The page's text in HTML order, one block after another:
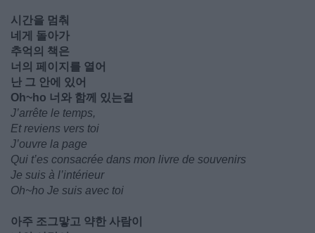
시간을 멈춰
네게 돌아가
추억의 책은
너의 페이지를 열어
난 그 안에 있어
Oh~ho 너와 함께 있는걸
J’arrête le temps,
Et reviens vers toi
J’ouvre la page
Qui t’es consacrée dans mon livre de souvenirs
Je suis à l’intérieur
Oh~ho Je suis avec toi
아주 조그맣고 약한 사람이